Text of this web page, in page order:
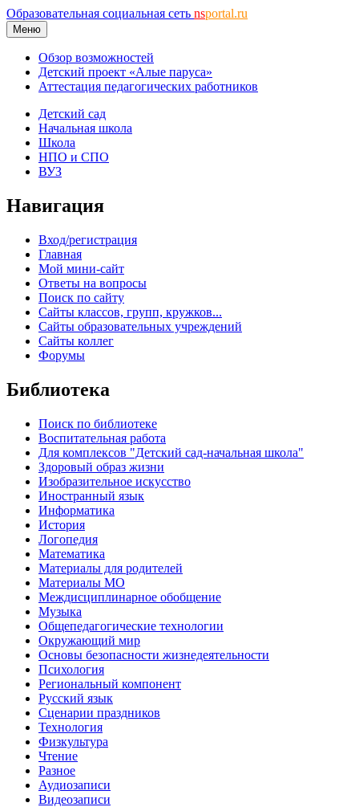
Образовательная социальная сеть nsportal.ru
Меню
Обзор возможностей
Детский проект «Алые паруса»
Аттестация педагогических работников
Детский сад
Начальная школа
Школа
НПО и СПО
ВУЗ
Навигация
Вход/регистрация
Главная
Мой мини-сайт
Ответы на вопросы
Поиск по сайту
Сайты классов, групп, кружков...
Сайты образовательных учреждений
Сайты коллег
Форумы
Библиотека
Поиск по библиотеке
Воспитательная работа
Для комплексов "Детский сад-начальная школа"
Здоровый образ жизни
Изобразительное искусство
Иностранный язык
Информатика
История
Логопедия
Математика
Материалы для родителей
Материалы МО
Междисциплинарное обобщение
Музыка
Общепедагогические технологии
Окружающий мир
Основы безопасности жизнедеятельности
Психология
Региональный компонент
Русский язык
Сценарии праздников
Технология
Физкультура
Чтение
Разное
Аудиозаписи
Видеозаписи